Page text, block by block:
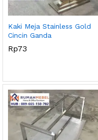
Kaki Meja Stainless Gold
Cincin Ganda
Rp73